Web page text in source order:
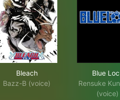
Bleach
Bazz-B (voice)
Blue
Rensuke
(voice)